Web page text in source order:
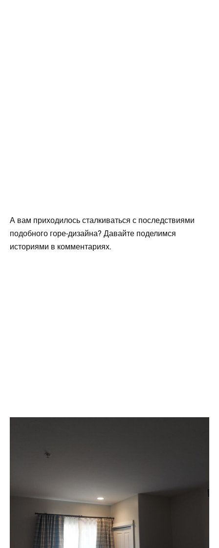
А вам приходилось сталкиваться с последствиями
подобного горе-дизайна? Давайте поделимся
историями в комментариях.